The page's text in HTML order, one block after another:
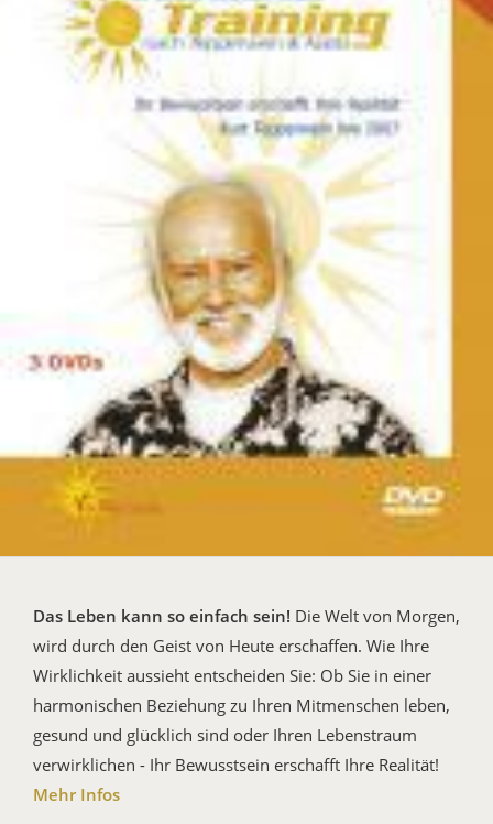
Das Leben kann so einfach sein! Die Welt von Morgen,
wird durch den Geist von Heute erschaffen. Wie Ihre
Wirklichkeit aussieht entscheiden Sie: Ob Sie in einer
harmonischen Beziehung zu Ihren Mitmenschen leben,
gesund und glücklich sind oder Ihren Lebenstraum
verwirklichen - Ihr Bewusstsein erschafft Ihre Realität!
Mehr Infos